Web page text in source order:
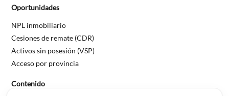
Oportunidades
NPL inmobiliario
Cesiones de remate (CDR)
Activos sin posesión (VSP)
Acceso por provincia
Contenido